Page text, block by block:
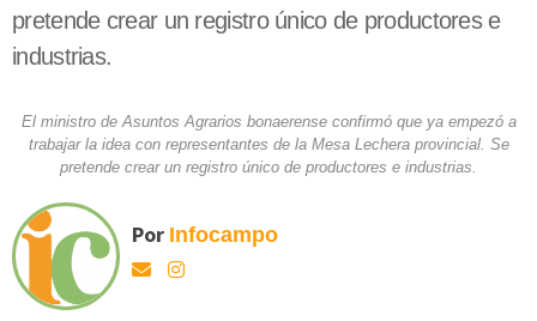
pretende crear un registro único de productores e
industrias.
El ministro de Asuntos Agrarios bonaerense confirmó que ya empezó a
trabajar la idea con representantes de la Mesa Lechera provincial. Se
pretende crear un registro único de productores e industrias.
Por Infocampo